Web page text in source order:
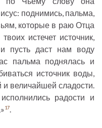
поднимись, пальма,
которые в раю Отца
истечет источник,
пусть даст нам воду
пальма поднялась и
источник воды,
величайшей сладости.
радости и
17.